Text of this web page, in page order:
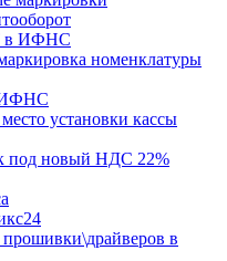
в ИФНС
номенклатуры
ИФНС
установки кассы
под новый НДС 22%
в